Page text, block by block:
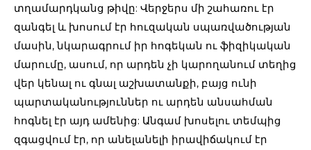
տղամարդկանց թիվը: Վերջերս մի շահառու էր
զանգել և խոսում էր հուզական սպառվածության
մասին, նկարագրում իր հոգեկան ու ֆիզիկական
մարումը, ասում, որ արդեն չի կարողանում տեղից
վեր կենալ ու գնալ աշխատանքի, բայց ունի
պարտականություններ ու արդեն անսահման
հոգնել էր այդ ամենից: Անգամ խոսելու տեմպից
զգացվում էր, որ անելանելի իրավիճակում էր